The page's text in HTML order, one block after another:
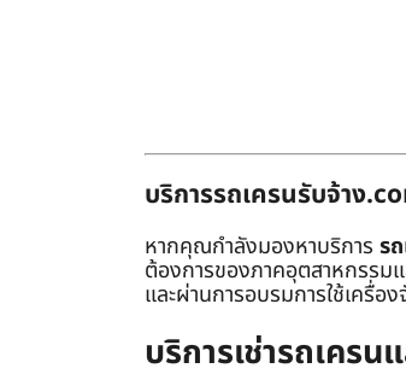
บริการรถเครนรับจ้าง
หากคุณกำลังมองหาบริการ ร
ต้องการของภาคอุตสาหกรรม
และผ่านการอบรมการใช้เครื่อ
บริการเช่ารถเคร